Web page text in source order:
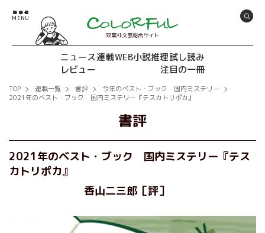
双葉社文芸総合サイト
ニュース連載WEB小説推理試し読み
レビュー
注目の一冊
TOP 連載一覧 書評
今年のベスト・ブック 国内ミステリー
2021年のベスト・ブック 国内ミステリー『テスカトリポカ』
書評
2021年のベスト・ブック 国内ミステリー『テス
カトリポカ』
香山二三郎［評］